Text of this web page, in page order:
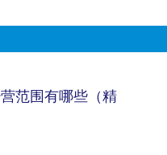
范围有哪些（精